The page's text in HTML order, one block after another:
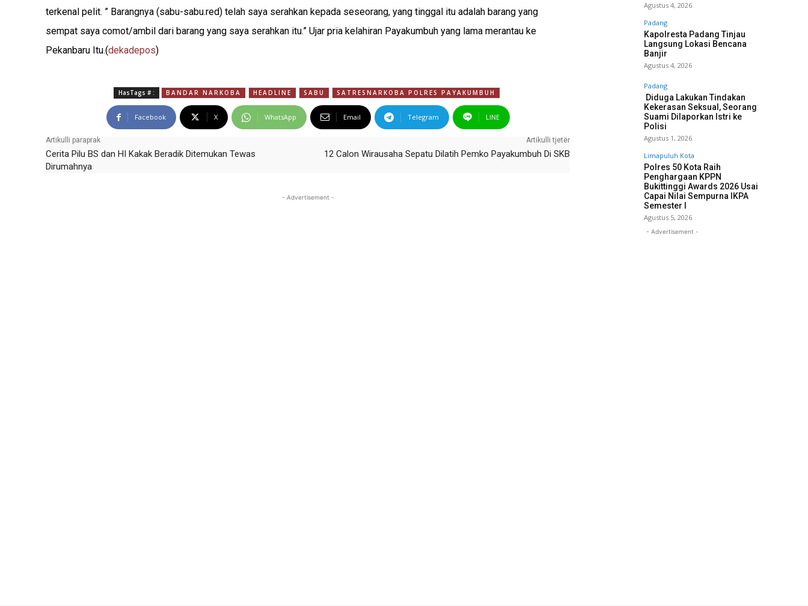
terkenal pelit. ” Barangnya (sabu-sabu.red) telah saya serahkan kepada seseorang, yang tinggal itu adalah barang yang
sempat saya comot/ambil dari barang yang saya serahkan itu.” Ujar pria kelahiran Payakumbuh yang lama merantau ke
Pekanbaru Itu.(dekadepos)
HasTags # : BANDAR NARKOBA HEADLINE SABU SATRESNARKOBA POLRES PAYAKUMBUH
Facebook X WhatsApp Email Telegram LINE
Artikulli paraprak
Cerita Pilu BS dan HI Kakak Beradik Ditemukan Tewas
Dirumahnya
Artikulli tjetër
12 Calon Wirausaha Sepatu Dilatih Pemko Payakumbuh Di SKB
- Advertisement -
Agustus 4, 2026
Padang
Kapolresta Padang Tinjau
Langsung Lokasi Bencana
Banjir
Agustus 4, 2026
Padang
Diduga Lakukan Tindakan
Kekerasan Seksual, Seorang
Suami Dilaporkan Istri ke
Polisi
Agustus 1, 2026
Limapuluh Kota
Polres 50 Kota Raih
Penghargaan KPPN
Bukittinggi Awards 2026 Usai
Capai Nilai Sempurna IKPA
Semester I
Agustus 5, 2026
- Advertisement -